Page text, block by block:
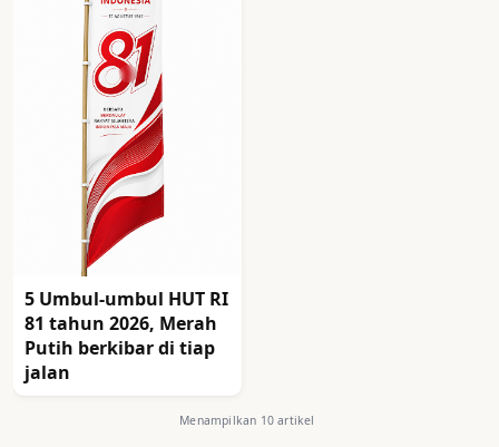
5 Umbul-umbul HUT RI
81 tahun 2026, Merah
Putih berkibar di tiap
jalan
Menampilkan 10 artikel